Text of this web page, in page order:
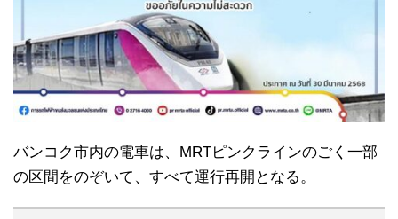
バンコク市内の電車は、MRTピンクラインのごく一部
の区間をのぞいて、すべて運行再開となる。